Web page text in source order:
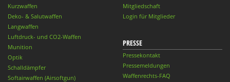
Kurzwaffen
Deko- & Salutwaffen
Langwaffen
Luftdruck- und CO2-Waffen
Munition
Optik
Schalldämpfer
Softairwaffen (Airsoftgun)
Mitgliedschaft
Login für Mitglieder
PRESSE
Pressekontakt
Pressemeldungen
Waffenrechts-FAQ